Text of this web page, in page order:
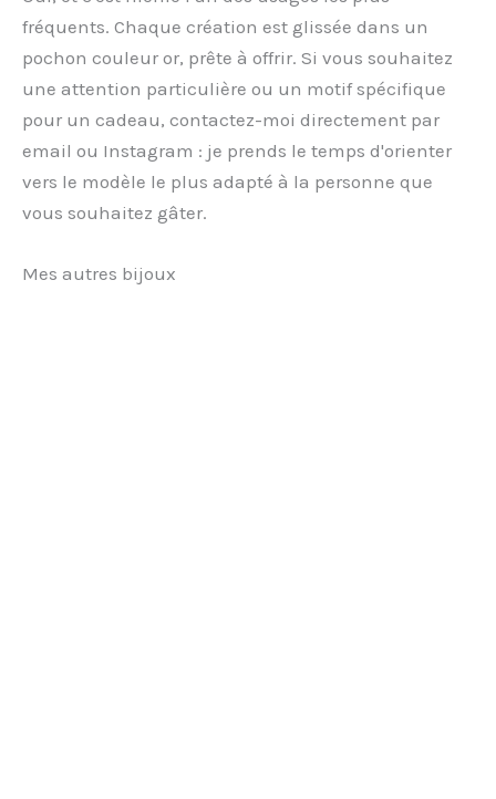
fréquents. Chaque création est glissée dans un
pochon couleur or, prête à offrir. Si vous souhaitez
une attention particulière ou un motif spécifique
pour un cadeau, contactez-moi directement par
email ou Instagram : je prends le temps d'orienter
vers le modèle le plus adapté à la personne que
vous souhaitez gâter.
Mes autres bijoux